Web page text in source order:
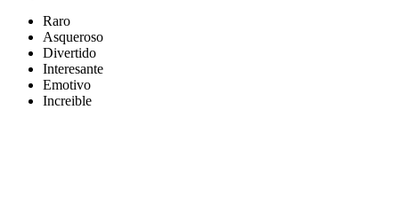
Raro
Asqueroso
Divertido
Interesante
Emotivo
Increible